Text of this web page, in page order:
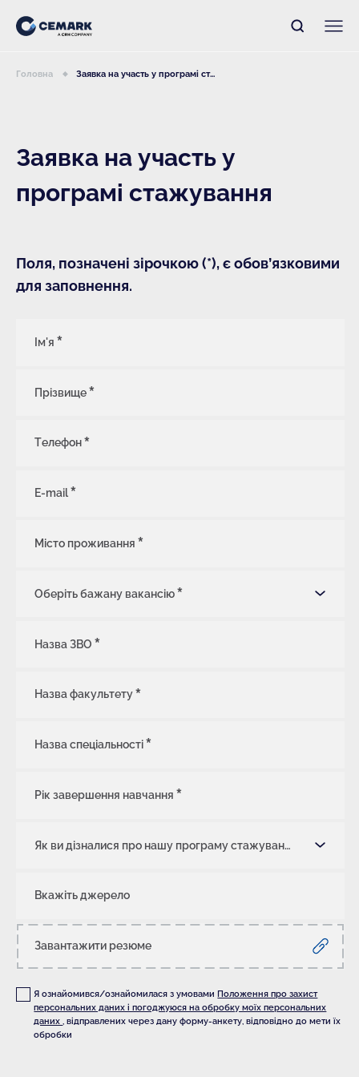
Головна Заявка на участь у програмі ст...
Заявка на участь у
програмі стажування
Поля, позначені зірочкою (*), є обов’язковими
для заповнення.
Ім'я
Прізвище
Телефон
E-mail
Місто проживання
Оберіть бажану вакансію
Назва ЗВО
Назва факультету
Назва спеціальності
Рік завершення навчання
Як ви дізналися про нашу програму стажування?
Вкажіть джерело
Завантажити резюме
Я ознайомився/ознайомилася з умовами Положення про захист
персональних даних і погоджуюся на обробку моїх персональних
даних, відправлених через дану форму-анкету, відповідно до мети їх
обробки